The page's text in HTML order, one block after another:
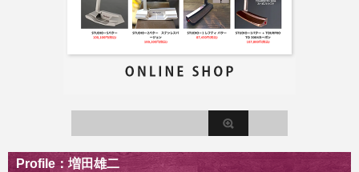
Profile：増田雄二